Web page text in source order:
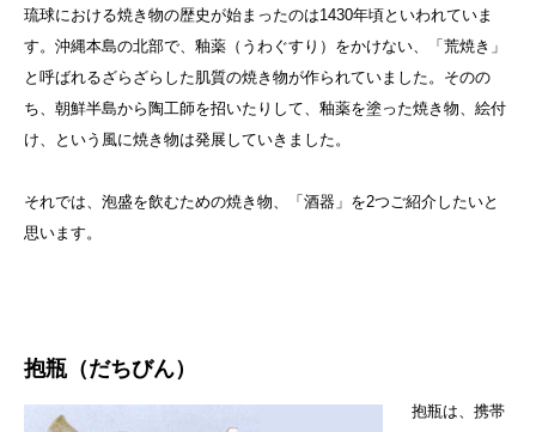
琉球における焼き物の歴史が始まったのは1430年頃といわれていま
す。沖縄本島の北部で、釉薬（うわぐすり）をかけない、「荒焼き」
と呼ばれるざらざらした肌質の焼き物が作られていました。そのの
ち、朝鮮半島から陶工師を招いたりして、釉薬を塗った焼き物、絵付
け、という風に焼き物は発展していきました。
それでは、泡盛を飲むための焼き物、「酒器」を2つご紹介したいと
思います。
抱瓶（だちびん）
抱瓶は、携帯